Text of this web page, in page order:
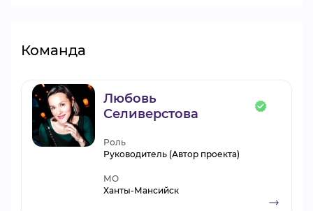
Команда
Любовь
Селиверстова
Роль
Руководитель (Автор проекта)
МО
Ханты-Мансийск